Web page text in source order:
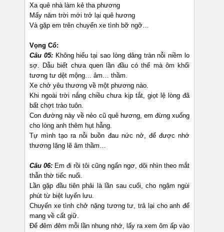
Xa quê nhà làm kẻ tha phương
Mấy năm trời mới trở lại quê hương
Và gặp em trên chuyến xe tình bỡ ngỡ…
Vọng Cổ:
Câu 05: Không hiểu tại sao lòng dâng tràn nỗi niềm lo
sợ. Dẫu biết chưa quen lần đầu có thế mà ôm khối
tương tư dệt mộng… âm… thầm.
Xe chở yêu thương về một phương nào.
Khi ngoài trời nắng chiều chưa kịp tắt, giọt lệ lòng đã
bất chợt trào tuôn.
Con đường này về nẻo cũ quê hương, em đừng xuống
cho lòng anh thêm hụt hẫng.
Tự mình tạo ra nỗi buồn đau nức nở, để được nhớ
thương lặng lẽ âm thầm…
Câu 06: Em đi rồi tôi cũng ngẩn ngơ, dõi nhìn theo mắt
thẫn thờ tiếc nuối.
Lần gặp đầu tiên phải là lần sau cuối, cho ngậm ngùi
phút từ biệt luyến lưu.
Chuyến xe tình chở nặng tương tư, trả lại cho anh để
mang về cất giữ.
Để đêm đêm mỗi lần nhung nhớ, lấy ra xem ôm ấp vào